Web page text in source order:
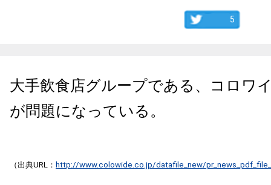
5
大手飲食店グループである、コロワ
が問題になっている。
（出典URL： http://www.colowide.co.jp/datafile_new/